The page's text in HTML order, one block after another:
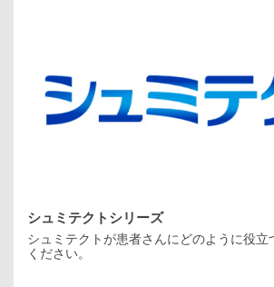
シュミテクトシリーズ
シュミテクトが患者さんにどのように役立
ください。